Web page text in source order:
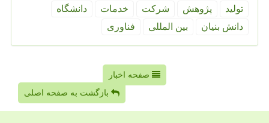
تولید پژوهش شركت خدمات
دانشگاه
دانش بنیان
بین المللی فناوری
صفحه اخبار
بازگشت به صفحه اصلی